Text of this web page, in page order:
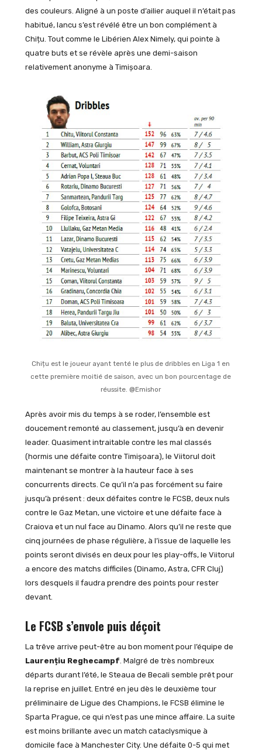
des couleurs. Aligné à un poste d’ailier auquel il n’était pas
habitué, Iancu s’est révélé être un bon complément à
Chițu. Tout comme le Libérien Alex Nimely, qui pointe à
quatre buts et se révèle après une demi-saison
relativement anonyme à Timișoara.
Chițu est le joueur ayant tenté le plus de dribbles en Liga 1 en
cette première moitié de saison, avec un bon pourcentage de
réussite. @Emishor
Après avoir mis du temps à se roder, l’ensemble est
doucement remonté au classement, jusqu’à en devenir
leader. Quasiment intraitable contre les mal classés
(hormis une défaite contre Timișoara), le Viitorul doit
maintenant se montrer à la hauteur face à ses
concurrents directs. Ce qu’il n’a pas forcément su faire
jusqu’à présent : deux défaites contre le FCSB, deux nuls
contre le Gaz Metan, une victoire et une défaite face à
Craiova et un nul face au Dinamo. Alors qu’il ne reste que
cinq journées de phase régulière, à l’issue de laquelle les
points seront divisés en deux pour les play-offs, le Viitorul
a encore des matchs difficiles (Dinamo, Astra, CFR Cluj)
lors desquels il faudra prendre des points pour rester
devant.
Le FCSB s’envole puis déçoit
La trêve arrive peut-être au bon moment pour l’équipe de
Laurențiu Reghecampf . Malgré de très nombreux
départs durant l’été, le Steaua de Becali semble prêt pour
la reprise en juillet. Entré en jeu dès le deuxième tour
préliminaire de Ligue des Champions, le FCSB élimine le
Sparta Prague, ce qui n’est pas une mince affaire. La suite
est moins brillante avec un match cataclysmique à
domicile face à Manchester City. Une défaite 0-5 qui met